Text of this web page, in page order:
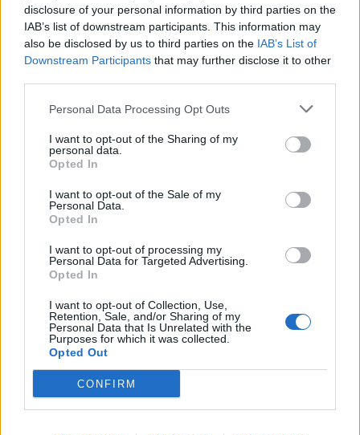
disclosure of your personal information by third parties on the
IAB’s list of downstream participants. This information may
also be disclosed by us to third parties on the IAB’s List of
Downstream Participants that may further disclose it to other
Personal Data Processing Opt Outs
I want to opt-out of the Sharing of my
personal data.
Opted In
I want to opt-out of the Sale of my
Personal Data.
Opted In
I want to opt-out of processing my
Personal Data for Targeted Advertising.
Opted In
I want to opt-out of Collection, Use,
Retention, Sale, and/or Sharing of my
Personal Data that Is Unrelated with the
Purposes for which it was collected.
Opted Out
CONFIRM
αντιπροσωπιών Ελλάδας – Γεωργίας
υπό την προεδρία της κ. Ασημίνας
Σκόνδρα
Προέδρου κ. Ασημίνας Σκόνδρα, βουλευτή Καρδίτσας και
μελών της Κοινοβουλευτικής Ομάδας Φιλίας Ελλάδας–
Γεωργίας με κοινοβουλευτική αντιπροσωπία του
Γεωργιανού Κοινοβουλίου, που απαρτιζόταν από τον κ.
Ελλάδας και τους κ..κ. Nikoloz Samkharadze, MaiaBitadze
και Irakli Zarkhua.